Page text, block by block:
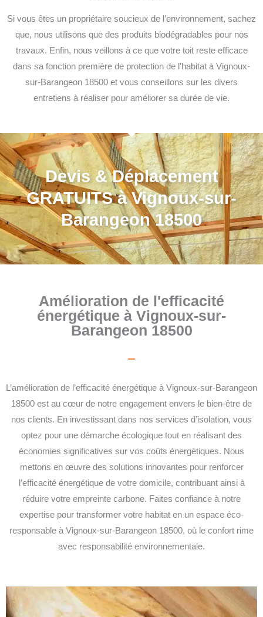
Si vous êtes un propriétaire soucieux de l’environnement, sachez
que, nous utilisons que des produits biodégradables pour nos
travaux. Enfin, nous veillons à ce que votre toit reste efficace
dans sa fonction première de protection de l’habitat à Vignoux-
sur-Barangeon 18500 et vous conseillons sur les divers
entretiens à réaliser pour améliorer sa durée de vie.
Devis & Déplacement
GRATUITS à Vignoux-sur-
Barangeon 18500
Amélioration de l'efficacité
énergétique à Vignoux-sur-
Barangeon 18500
L’amélioration de l’efficacité énergétique à Vignoux-sur-Barangeon
18500 est au cœur de notre engagement envers le bien-être de
nos clients. En investissant dans nos services d’isolation, vous
optez pour une démarche écologique tout en réalisant des
économies significatives sur vos coûts énergétiques. Nous
mettons en œuvre des solutions innovantes pour renforcer
l’efficacité énergétique de votre domicile, contribuant ainsi à
réduire votre empreinte carbone. Faites confiance à notre
expertise pour transformer votre habitat en un espace éco-
responsable à Vignoux-sur-Barangeon 18500, où le confort rime
avec responsabilité environnementale.